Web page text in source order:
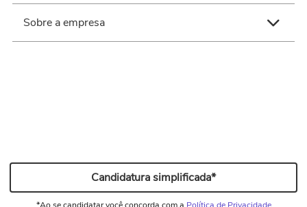
ENSINO MÉDIO
Sobre a empresa
Candidatura simplificada*